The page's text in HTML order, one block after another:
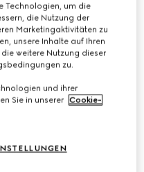
Stoff
Technologien, um die
die Nutzung der
Marketingaktivitäten zu
unsere Inhalte auf Ihren
weitere Nutzung dieser
zu.
und ihrer
Sie in unserer Cookie-